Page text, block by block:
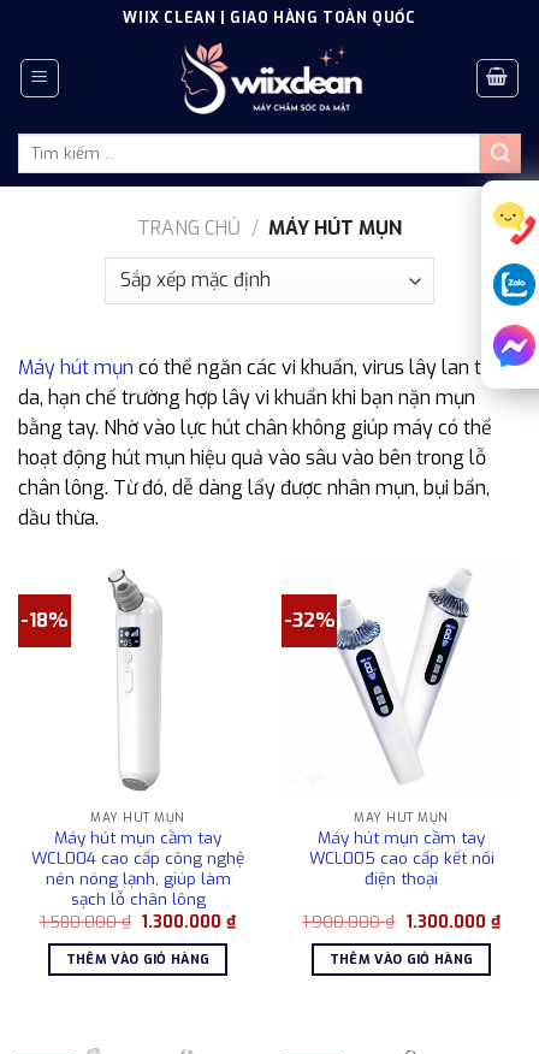
content
WIIX CLEAN | GIAO HÀNG TOÀN QUỐC
Tìm
TRANG CHỦ / MÁY HÚT MỤN
Máy hút mụn có thể ngăn các vi khuẩn, virus lây lan trên
da, hạn chế trường hợp lây vi khuẩn khi bạn nặn mụn
bằng tay. Nhờ vào lực hút chân không giúp máy có thể
hoạt động hút mụn hiệu quả vào sâu vào bên trong lỗ
chân lông. Từ đó, dễ dàng lấy được nhân mụn, bụi bẩn,
dầu thừa.
-18%
MÁY HÚT MỤN
Máy hút mụn cầm tay
WCL004 cao cấp công nghệ
nén nóng lạnh, giúp làm
sạch lỗ chân lông
1.580.000₫ Giá
là:
1.580.000 ₫.
1.300.000₫Giá
hiện
1.300.000 ₫.
THÊM VÀO GIỎ HÀNG
-32%
MÁY HÚT MỤN
Máy hút mụn cầm tay
WCL005 cao cấp kết nối
điện thoại
1.900.000₫ Giá
là:
1.900.000 ₫.
1.300.000 ₫Giá
hiện
THÊM VÀO GIỎ HÀNG